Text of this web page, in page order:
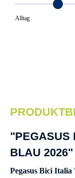
Alltag
"PEGASUS
BLAU 2026"
Pegasus Bici